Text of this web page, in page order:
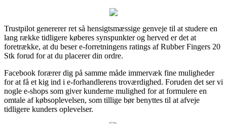
Trustpilot genererer ret så hensigtsmæssige genveje til at studere en
lang række tidligere køberes synspunkter og herved er det at
foretrække, at du beser e-forretningens ratings af Rubber Fingers 20
Stk forud for at du placerer din ordre.
Facebook forærer dig på samme måde immervæk fine muligheder
for at få et kig ind i e-forhandlerens troværdighed. Foruden det ser vi
nogle e-shops som giver kunderne mulighed for at formulere en
omtale af købsoplevelsen, som tillige bør benyttes til at afveje
tidligere kunders oplevelser.